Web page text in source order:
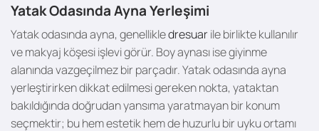
Yatak Odasında Ayna Yerleşimi
Yatak odasında ayna, genellikledresuarile birlikte kullanılır
ve makyaj köşesi işlevi görür. Boy aynası ise giyinme
alanında vazgeçilmez bir parçadır. Yatak odasında ayna
yerleştirirken dikkat edilmesi gereken nokta, yataktan
bakıldığında doğrudan yansıma yaratmayan bir konum
seçmektir; bu hem estetik hem de huzurlu bir uyku ortamı